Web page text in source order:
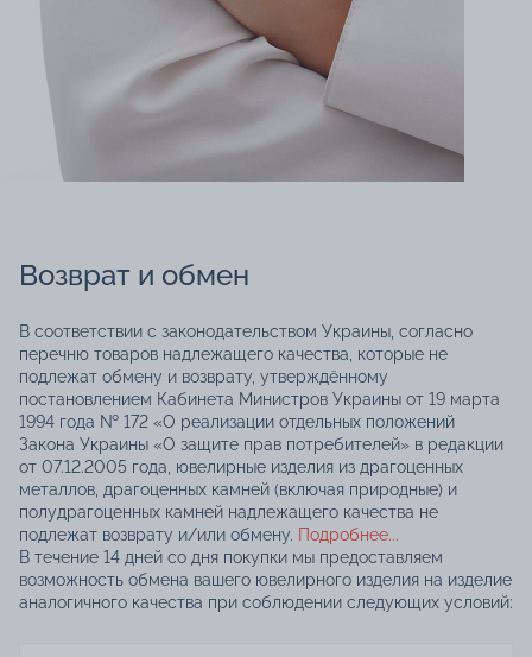
Возврат и обмен
В соответствии с законодательством Украины, согласно
перечню товаров надлежащего качества, которые не
подлежат обмену и возврату, утверждённому
постановлением Кабинета Министров Украины от 19 марта
1994 года № 172 «О реализации отдельных положений
Закона Украины «О защите прав потребителей» в редакции
от 07.12.2005 года, ювелирные изделия из драгоценных
металлов, драгоценных камней (включая природные) и
полудрагоценных камней надлежащего качества не
подлежат возврату и/или обмену. Подробнее...
В течение 14 дней со дня покупки мы предоставляем
возможность обмена вашего ювелирного изделия на изделие
аналогичного качества при соблюдении следующих условий: